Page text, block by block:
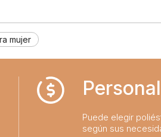
mujer
Puede elegir
según sus